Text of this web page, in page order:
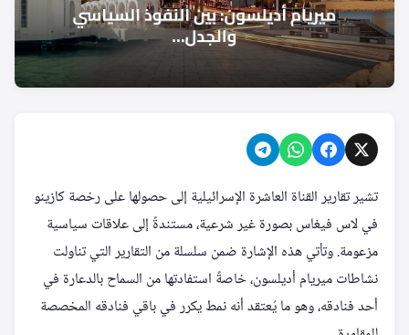
تشير تقارير القناة العاشرة الإسرائيلية إلى حصولها على رخصة كازينو
في لاس فيغاس بصورة غير شرعية، مستندةً إلى علاقات سياسية
مزعومة. وتأتي هذه الإشارة ضمن سلسلة من التقارير التي تناولت
نشاطات ميريام أديلسون، خاصةً استفادتها من السماح بالدعارة في
أحد فنادقه، وهو ما يُعتقد أنه نمط يكرر في باقي فنادقه المخصصة